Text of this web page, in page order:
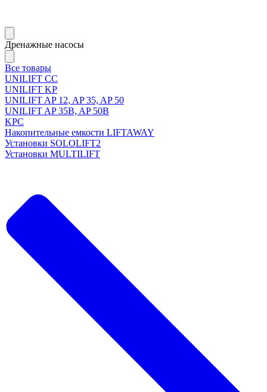
Дренажные насосы
Все товары
UNILIFT CC
UNILIFT KP
UNILIFT AP 12, AP 35, AP 50
UNILIFT AP 35B, AP 50B
KPC
Накопительные емкости LIFTAWAY
Установки SOLOLIFT2
Установки MULTILIFT